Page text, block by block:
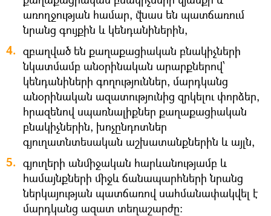
առողջության համար, վնաս են պատճառում
նրանց գույքին և կենդանիներին,
զբաղված են քաղաքացիական բնակիչների
նկատմամբ անօրինական արարքներով՝
կենդանիների գողություններ, մարդկանց
անօրինական ազատությունից զրկելու փորձեր,
հրազենով սպառնալիքներ քաղաքացիական
բնակիչներին, խոչընդոտներ
գյուղատնտեսական աշխատանքներին և այլն,
գյուղերի անմիջական հարևանությամբ և
համայնքների միջև ճանապարհների նրանց
ներկայության պատճառով սահմանափակվել է
մարդկանց ազատ տեղաշարժը: